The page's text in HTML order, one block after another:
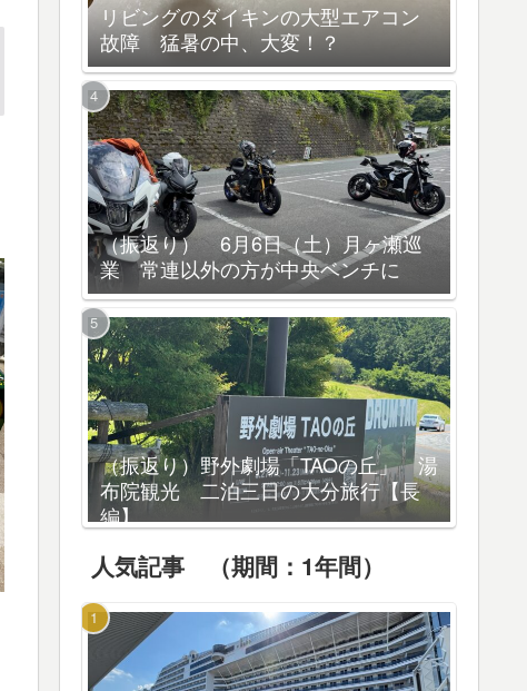
リビングのダイキンの大型エアコン
故障 猛暑の中、大変！？
（振返り） 6月6日（土）月ヶ瀬巡
業 常連以外の方が中央ベンチに
（振返り）野外劇場「TAOの丘」 湯
布院観光 二泊三日の大分旅行【長
編】
人気記事 （期間：1年間）